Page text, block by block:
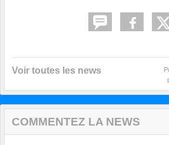
Voir toutes les news
COMMENTEZ LA NEWS